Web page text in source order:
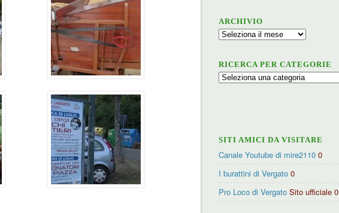
ARCHIVIO
Archivio
RICERCA PER CATEGORIE
Ricerca
SITI AMICI DA VISITARE
Canale Youtube di mire2110 0
I burattini di Vergato 0
Pro Loco di Vergato Sito ufficiale 0